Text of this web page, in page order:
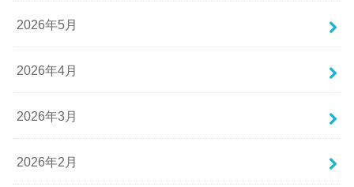
2026年5月
2026年4月
2026年3月
2026年2月